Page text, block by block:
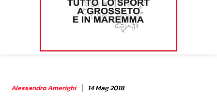
Alessandro Amerighi 14 Mag 2018